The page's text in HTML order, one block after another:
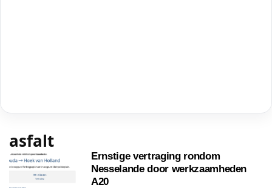
asfalt
Ernstige vertraging rondom
Nesselande door werkzaamheden
A20